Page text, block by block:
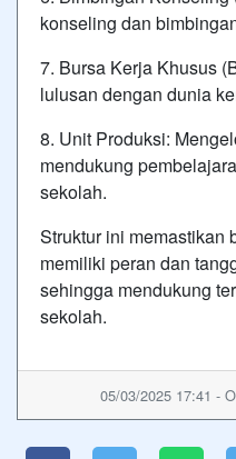
konseling dan
7. Bursa Kerja Khusus
lulusan dengan dunia
8. Unit Produksi:
mendukung
sekolah.
Struktur ini memastikan
memiliki peran dan
sehingga mendukung
sekolah.
05/03/2025 17:41 -